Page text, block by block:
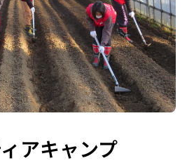
アキャンプ